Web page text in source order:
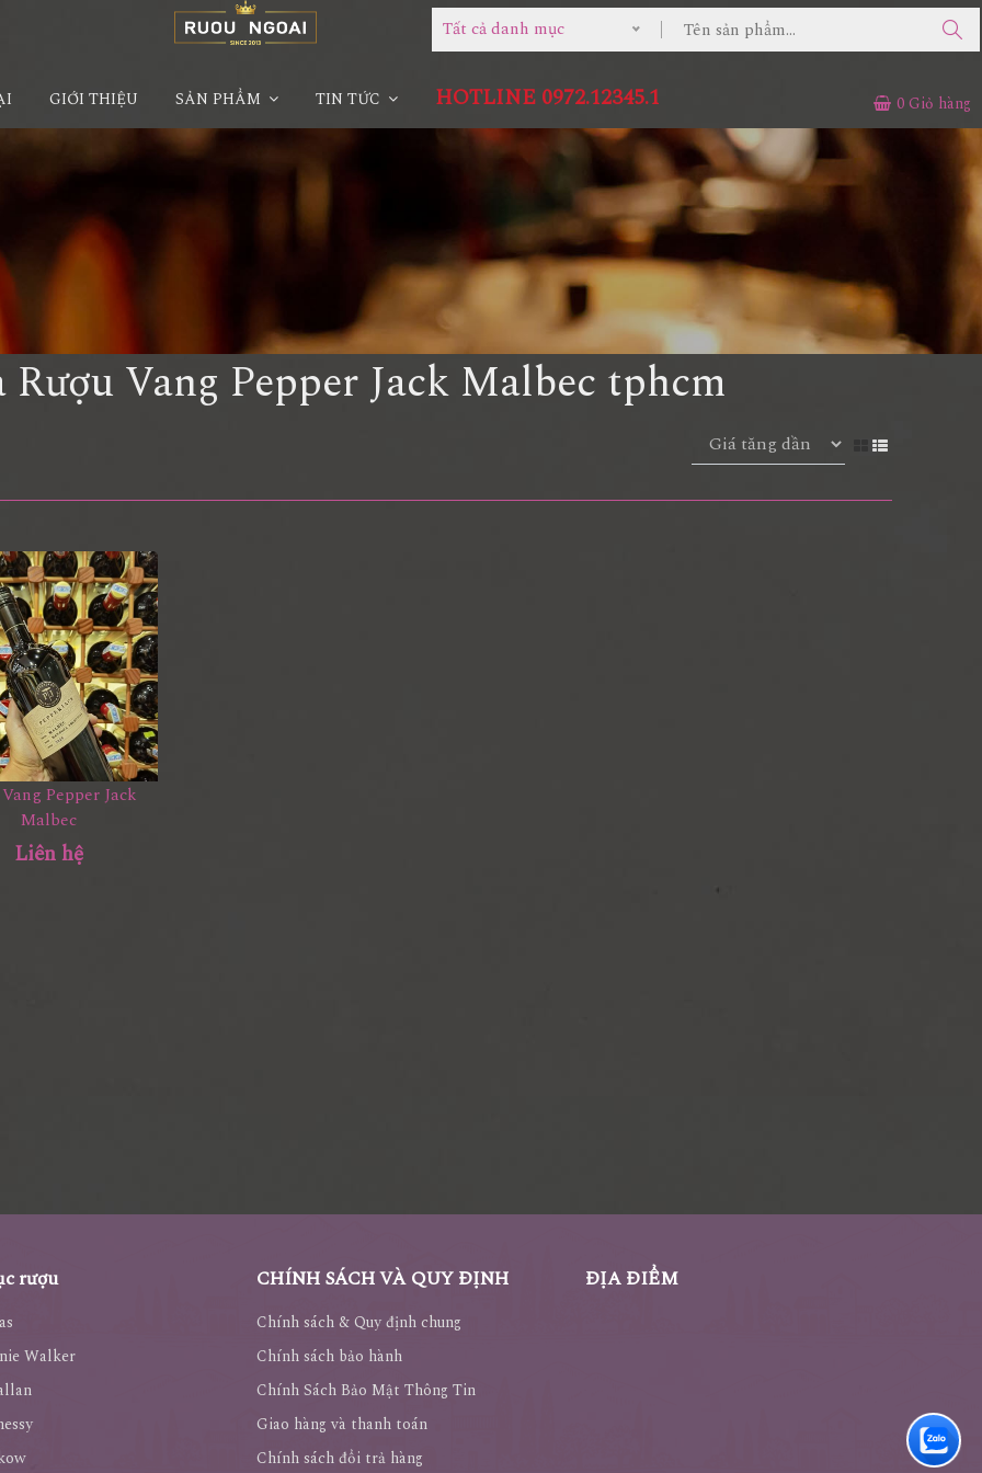
Tất cả danh mục
GIỚI THIỆU SẢN PHẨM TIN TỨC HOTLINE 0972.12345.1 0 Giỏ hàng
Rượu Vang Pepper Jack Malbec tphcm
Pepper Jack
Malbec
Liên hệ
rượu
Walker
CHÍNH SÁCH VÀ QUY ĐỊNH
Chính sách & Quy định chung
Chính sách bảo hành
Chính Sách Bảo Mật Thông Tin
Giao hàng và thanh toán
Chính sách đổi trả hàng
ĐỊA ĐIỂM